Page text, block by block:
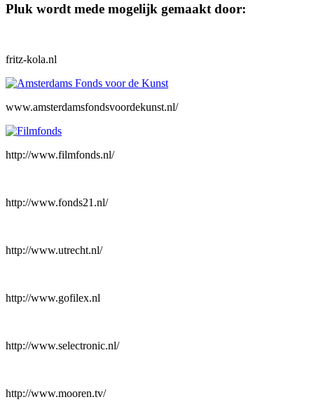
Pluk wordt mede mogelijk gemaakt door:
fritz-kola.nl
www.amsterdamsfondsvoordekunst.nl/
http://www.filmfonds.nl/
http://www.fonds21.nl/
http://www.utrecht.nl/
http://www.gofilex.nl
http://www.selectronic.nl/
http://www.mooren.tv/